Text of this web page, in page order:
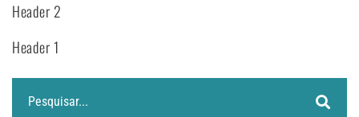
Header 2
Header 1